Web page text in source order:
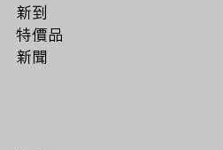
新到
特價品
新聞